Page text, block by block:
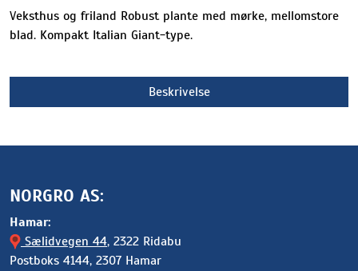
Veksthus og friland Robust plante med mørke, mellomstore
blad. Kompakt Italian Giant-type.
Beskrivelse
NORGRO AS:
Hamar:
Sælidvegen 44, 2322 Ridabu
Postboks 4144, 2307 Hamar